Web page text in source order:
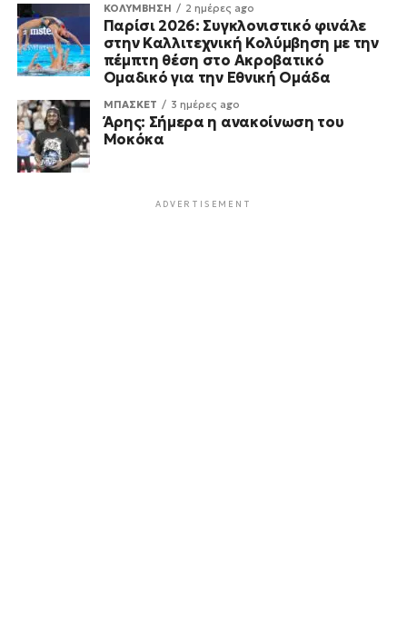
ΚΟΛΥΜΒΗΣΗ 2 ημέρες ago
Παρίσι 2026: Συγκλονιστικό φινάλε
στην Καλλιτεχνική Κολύμβηση με την
πέμπτη θέση στο Ακροβατικό
Ομαδικό για την Εθνική Ομάδα
ΜΠΑΣΚΕΤ 3 ημέρες ago
Άρης: Σήμερα η ανακοίνωση του
Μοκόκα
ADVERTISEMENT